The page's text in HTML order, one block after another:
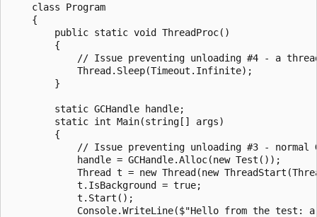
    class Program
    {
        public static void ThreadProc()
        {
// Issue preventing unloading #4 - a
            Thread.Sleep(Timeout.Infinite);
        }
        static GCHandle handle;
        static int Main(string[] args)
        {
// Issue preventing unloading #3 - normal
            handle = GCHandle.Alloc(new Test());
Thread t = new Thread(new
            t.IsBackground = true;
            t.Start();
Console.WriteLine($"Hello from the test: